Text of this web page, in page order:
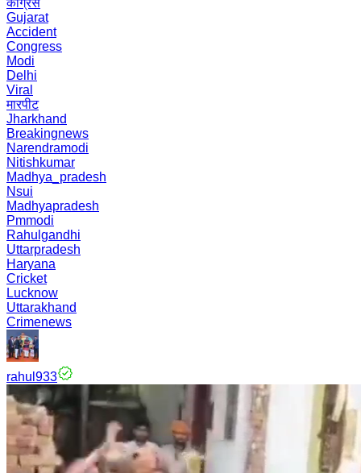
कांग्रेस
Gujarat
Accident
Congress
Modi
Delhi
Viral
मारपीट
Jharkhand
Breakingnews
Narendramodi
Nitishkumar
Madhya_pradesh
Nsui
Madhyapradesh
Pmmodi
Rahulgandhi
Uttarpradesh
Haryana
Cricket
Lucknow
Uttarakhand
Crimenews
rahul933